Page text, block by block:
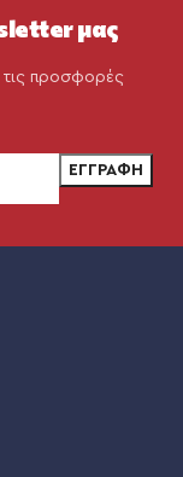
μας
τις προσφορές